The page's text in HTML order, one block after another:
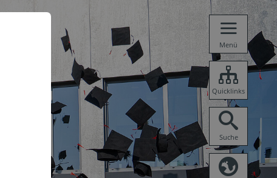
Menü
Quicklinks
Suche